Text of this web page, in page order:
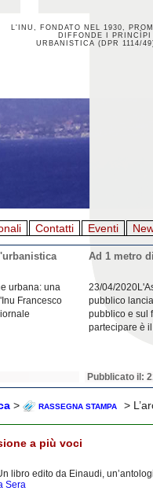
L'INU, FONDATO NEL 1930,
DIFFONDE I
URBANISTICA (DPR 1114/
Contatti Eventi
urbana: una
Francesco
Ad 1 metro
23/04/
pubblico
pubblico e sul
partecipare è
Pubblicato il:
> RASSEGNA STAMPA
>
a più voci
libro edito da Einaudi,
Sera